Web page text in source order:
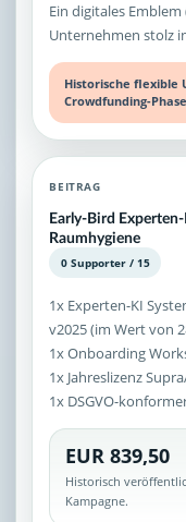
Ein digitales
Unternehmen stolz
Historische flexible
Crowdfunding-
BEITRAG
Early-Bird
Raumhygiene
0 Supporter / 15
1x Experten-KI
v2025 (im Wert von
1x Onboarding
1x Jahreslizenz
1x DSGVO-
EUR 839,50
Historisch
Kampagne.